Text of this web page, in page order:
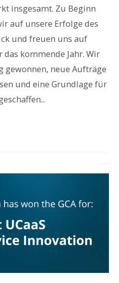
insgesamt. Zu Beginn
auf unsere Erfolge des
und freuen uns auf
kommende Jahr. Wir
gewonnen, neue Aufträge
und eine Grundlage für